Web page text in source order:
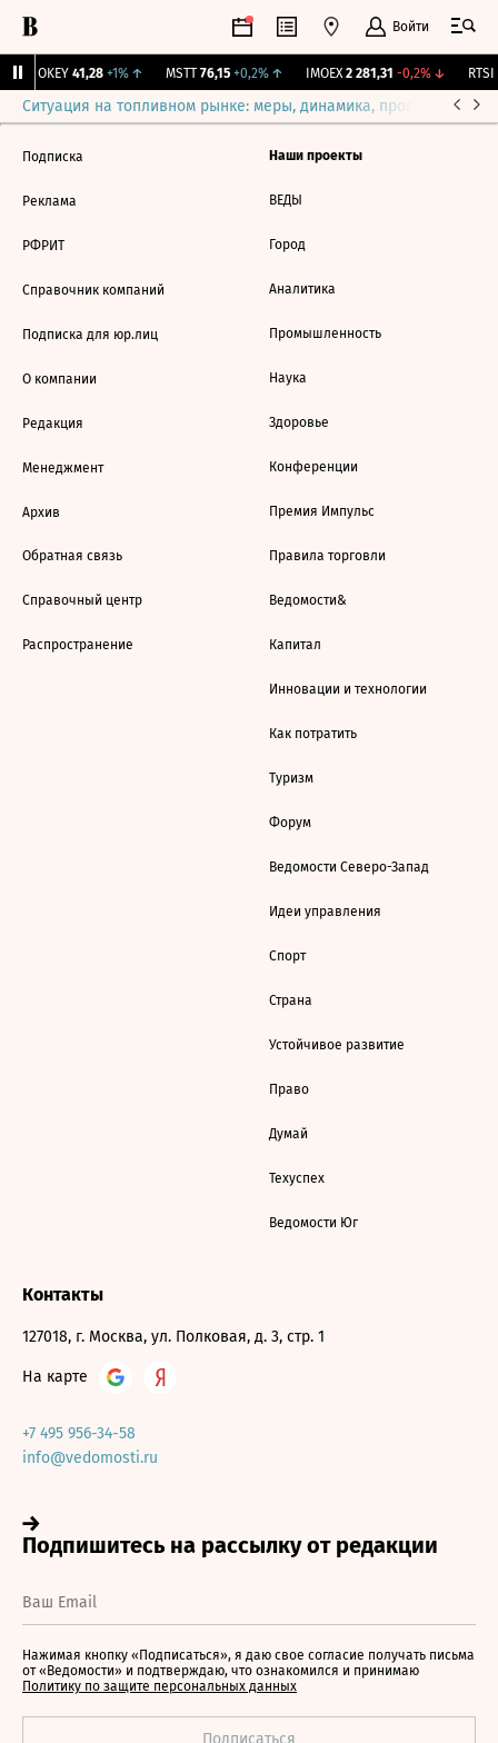
Войти
OKEY 41,28 +1%↑ MSTT 76,15 +0,2%↑ IMOEX 2 281,31 -0,2%↓ RTSI
Ситуация на топливном рынке: меры, динамика, прогнозы
Подписка
Реклама
РФРИТ
Справочник компаний
Подписка для юр.лиц
О компании
Редакция
Менеджмент
Архив
Обратная связь
Справочный центр
Распространение
Наши проекты
ВЕДЫ
Город
Аналитика
Промышленность
Наука
Здоровье
Конференции
Премия Импульс
Правила торговли
Ведомости&
Капитал
Инновации и технологии
Как потратить
Туризм
Форум
Ведомости Северо-Запад
Идеи управления
Спорт
Страна
Устойчивое развитие
Право
Думай
Техуспех
Ведомости Юг
Контакты
127018, г. Москва, ул. Полковая, д. 3, стр. 1
На карте
+7 495 956-34-58
info@vedomosti.ru
Нажимая кнопку «Подписаться», я даю свое согласие получать письма
от «Ведомости» и подтверждаю, что ознакомился и принимаю
Политику по защите персональных данных